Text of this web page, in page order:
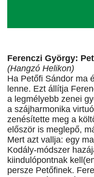
Ferenczi György:
(Hangzó Helikon)
Ha Petőfi Sándor ma
lenne. Ezt állítja
a legmélyebb zenei
a szájharmonika
zenésítette meg a
először is meglepő,
Mert azt vallja: egy
Kodály-módszer
kiindulópontnak
persze Petőfinek.